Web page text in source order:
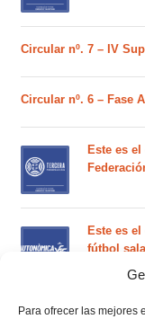
Para ofrecer las mejores
Circular nº. 7 – IV
Circular nº. 6 – Fase
Este es
Este es
fútbol
El